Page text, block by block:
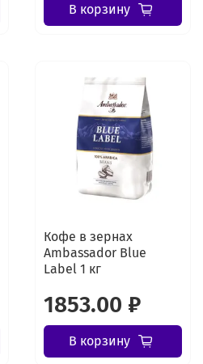
В корзину
Кофе в зернах
Ambassador Blue
Label 1 кг
1853.00 ₽
В корзину